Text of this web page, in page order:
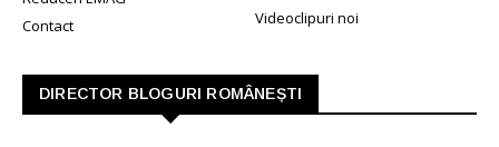
Videoclipuri noi
Contact
DIRECTOR BLOGURI ROMÂNEȘTI